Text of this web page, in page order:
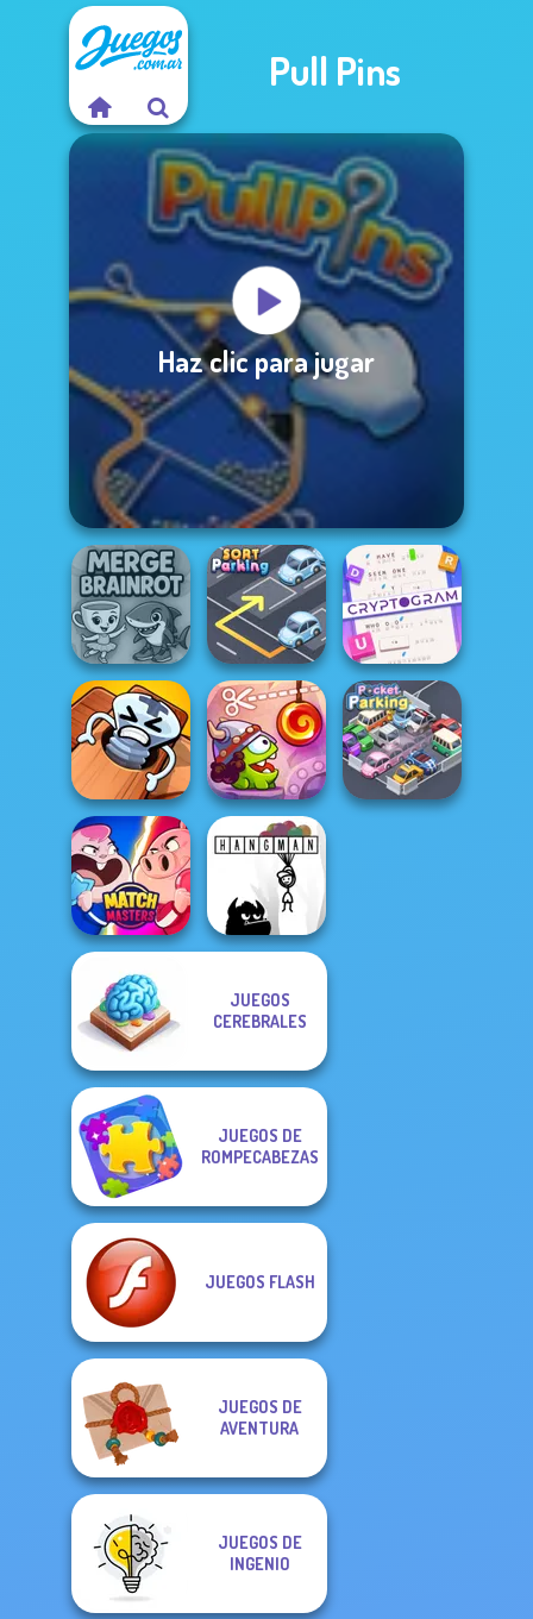
Pull Pins
Haz clic para jugar
Merge Brainrot Sort Parking
Cryptogram:
Word Brain
Puzzle
Pin Master: Screw
Puzzle Quest
Cut The Rope:
Time Travel
Match Masters
JUEGOS
CEREBRALES
JUEGOS DE
ROMPECABEZAS
JUEGOS FLASH
JUEGOS DE
AVENTURA
JUEGOS DE
INGENIO